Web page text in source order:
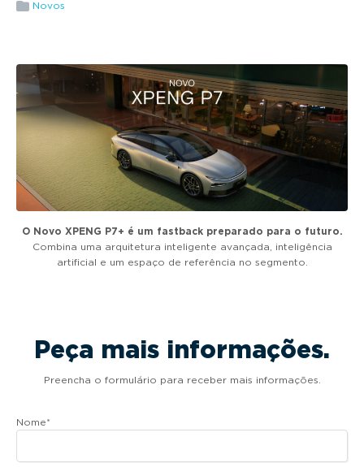
g
i
o
n
Novos
O Novo XPENG P7+ é um fastback preparado para o futuro.
Combina uma arquitetura inteligente avançada, inteligência
artificial e um espaço de referência no segmento.
Peça mais informações.
Preencha o formulário para receber mais informações.
Nome*